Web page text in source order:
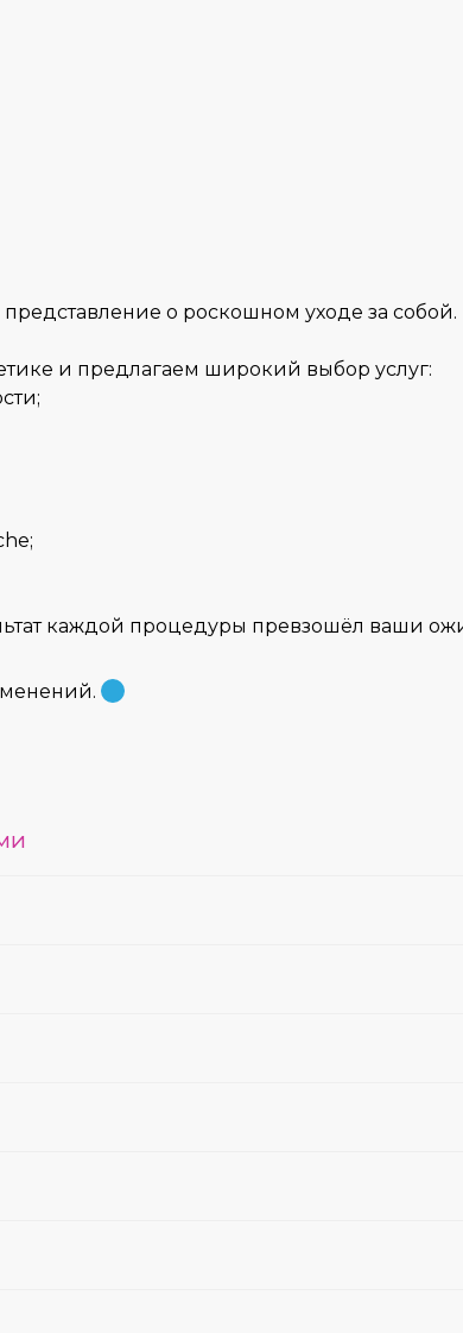
представление о роскошном уходе за собой.
и предлагаем широкий выбор услуг:
каждой процедуры превзошёл ваши